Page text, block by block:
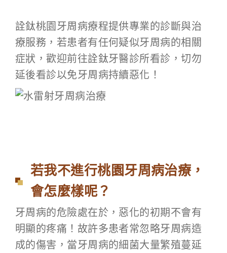
詮鈦桃園牙周病療程提供專業的診斷與治
療服務，若患者有任何疑似牙周病的相關
症狀，歡迎前往詮鈦牙醫診所看診，切勿
延後看診以免牙周病持續惡化！
若我不進行桃園牙周病治療，
會怎麼樣呢？
牙周病的危險處在於，惡化的初期不會有
明顯的疼痛！故許多患者常忽略牙周病造
成的傷害，當牙周病的細菌大量繁殖蔓延